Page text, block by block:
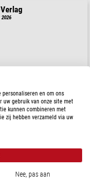
in
en om ons
uw gebruik van onze site met
kunnen combineren met
zij hebben verzameld via uw
Nee, pas aan